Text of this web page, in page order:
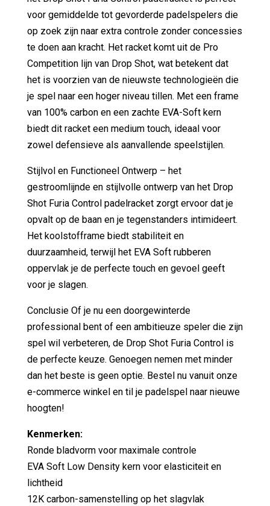
voor gemiddelde tot gevorderde padelspelers die
op zoek zijn naar extra controle zonder concessies
te doen aan kracht. Het racket komt uit de Pro
Competition lijn van Drop Shot, wat betekent dat
het is voorzien van de nieuwste technologieën die
je spel naar een hoger niveau tillen. Met een frame
van 100% carbon en een zachte EVA-Soft kern
biedt dit racket een medium touch, ideaal voor
zowel defensieve als aanvallende speelstijlen.
Stijlvol en Functioneel Ontwerp – het
gestroomlijnde en stijlvolle ontwerp van het Drop
Shot Furia Control padelracket zorgt ervoor dat je
opvalt op de baan en je tegenstanders intimideert.
Het koolstofframe biedt stabiliteit en
duurzaamheid, terwijl het EVA Soft rubberen
oppervlak je de perfecte touch en gevoel geeft
voor je slagen.
Conclusie Of je nu een doorgewinterde
professional bent of een ambitieuze speler die zijn
spel wil verbeteren, de Drop Shot Furia Control is
de perfecte keuze. Genoegen nemen met minder
dan het beste is geen optie. Bestel nu vanuit onze
e-commerce winkel en til je padelspel naar nieuwe
hoogten!
Kenmerken:
Ronde bladvorm voor maximale controle
EVA Soft Low Density kern voor elasticiteit en
lichtheid
12K carbon-samenstelling op het slagvlak